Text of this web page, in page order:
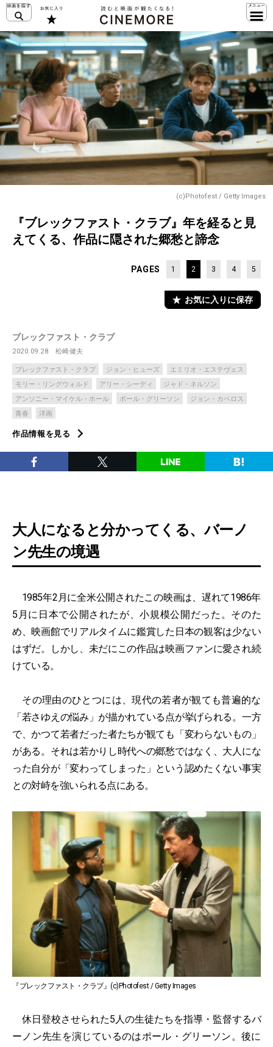
(c)Photofest / Getty Images
『ブレックファスト・クラブ』年を経ると見
えてくる、作品に隠された郷愁と諦念
PAGES 1 2 3 4 5
お気に入りに保存
ブレックファスト・クラブ
2020.09.28 松崎健夫
ブレックファスト・クラブ ジョン・ヒューズ
エミリオ・エステヴェス
モリー・リングウォルド
アリー・シーディ
ジャド・ネルソン
アンソニー・マイケル・ホール
ポール・グリーソン
ジョン・カペロス
青春
洋画
作品情報を見る
大人になると分かってくる、バーノ
ン先生の境遇
1985年2月に全米公開されたこの映画は、遅れて1986年
5月に日本で公開されたが、小規模公開だった。そのた
め、映画館でリアルタイムに鑑賞した日本の観客は少ない
はずだ。しかし、未だにこの作品は映画ファンに愛され続
けている。
その理由のひとつには、現代の若者が観ても普遍的な
「若さゆえの悩み」が描かれている点が挙げられる。一方
で、かつて若者だった者たちが観ても「変わらないもの」
がある。それは若かりし時代への郷愁ではなく、大人にな
った自分が「変わってしまった」という認めたくない事実
との対峙を強いられる点にある。
『ブレックファスト・クラブ』(c)Photofest / Getty Images
休日登校させられた5人の生徒たちを指導・監督するバ
ーノン先生を演じているのはポール・グリーソン。後に